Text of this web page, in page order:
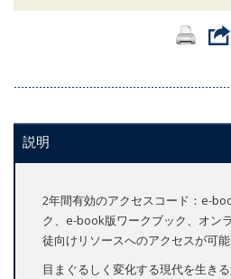
説明
2年間有効のアクセスコード：e-
ク、e-book版ワークブック、オン
徒向けリソースへのアクセスが可能
目まぐるしく変化する現代を生き